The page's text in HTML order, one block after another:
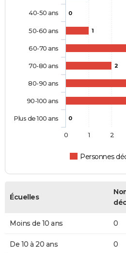
0
1
2
0
Personnes
40-50 ans
50-60 ans
60-70 ans
70-80 ans
80-90 ans
90-100 ans
Plus de 100 ans
0 1 2
Écuelles
Moins de 10 ans 0
De 10 à 20 ans 0